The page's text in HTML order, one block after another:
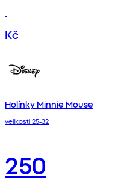
Kč
Holínky Minnie Mouse
velikosti 25-32
250